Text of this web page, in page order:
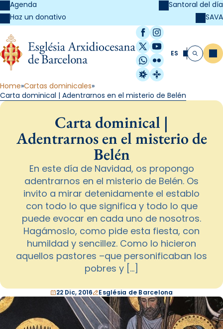
Agenda
Haz un donativo
Santoral del día
SAVA
Facebook
Instagram
X / Twitter
YouTube
WhatsApp
Flickr
Radio Estel
Catalunya
ES Buscar
Home Cartas dominicales
Carta dominical | Adentrarnos en el misterio de Belén
Carta dominical |
Adentrarnos en el misterio de
Belén
En este día de Navidad, os propongo
adentrarnos en el misterio de Belén. Os
invito a mirar detenidamente el establo
con todo lo que significa y todo lo que
puede evocar en cada uno de nosotros.
Hagámoslo, como pide esta fiesta, con
humildad y sencillez. Como lo hicieron
aquellos pastores –que personificaban los
pobres y […]
22 Dic, 2016 Església de Barcelona